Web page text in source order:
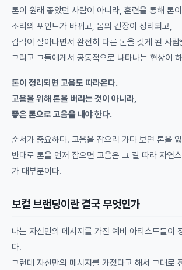
톤이 원래 좋았던 사람이 아니라, 훈련을 통해 톤
소리의 포인트가 바뀌고, 몸의 긴장이 정리되고,
감각이 살아나면서 완전히 다른 톤을 갖게 된 사람
그리고 그들에게서 공통적으로 나타나는 현상이
톤이 정리되면 고음도 따라온다.
고음을 위해 톤을 버리는 것이 아니라,
좋은 톤으로 고음을 내야 한다.
순서가 중요하다. 고음을 잡으러 가다 보면 톤을
반대로 톤을 먼저 잡으면 고음은 그 길 따라 자연
가 대부분이다.
보컬 브랜딩이란 결국 무엇인가
나는 자신만의 메시지를 가진 예비 아티스트들이
다.
그런데 자신만의 메시지를 가졌다고 해서 그대로